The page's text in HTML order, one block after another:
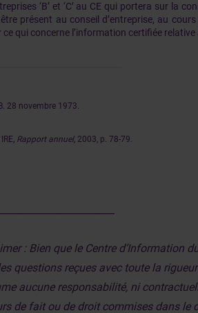
‘B’ et ‘C’ au CE qui portera sur la
présent au conseil d’entreprise, au
ce qui concerne l’information certifiée relative
28 novembre 1973.
Rapport annuel, 2003, p. 78-79.
: Bien que le Centre d’Information
questions reçues avec toute la
aucune responsabilité, ni
de fait ou de droit commises dans